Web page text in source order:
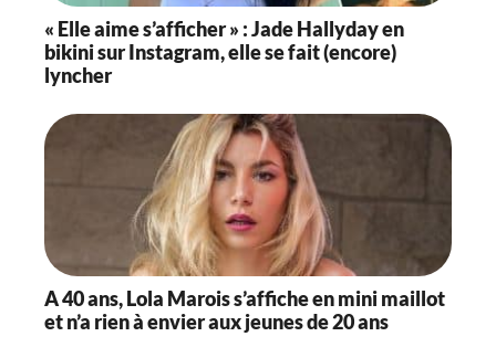
« Elle aime s’afficher » : Jade Hallyday en
bikini sur Instagram, elle se fait (encore)
lyncher
A 40 ans, Lola Marois s’affiche en mini maillot
et n’a rien à envier aux jeunes de 20 ans